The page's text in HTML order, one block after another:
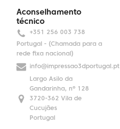
Aconselhamento
técnico
+351 256 003 738
Portugal - (Chamada para a
rede fixa nacional)
info@impressao3dportugal.pt
Largo Asilo da
Gandarinha, nº 128
3720-362 Vila de
Cucujães
Portugal